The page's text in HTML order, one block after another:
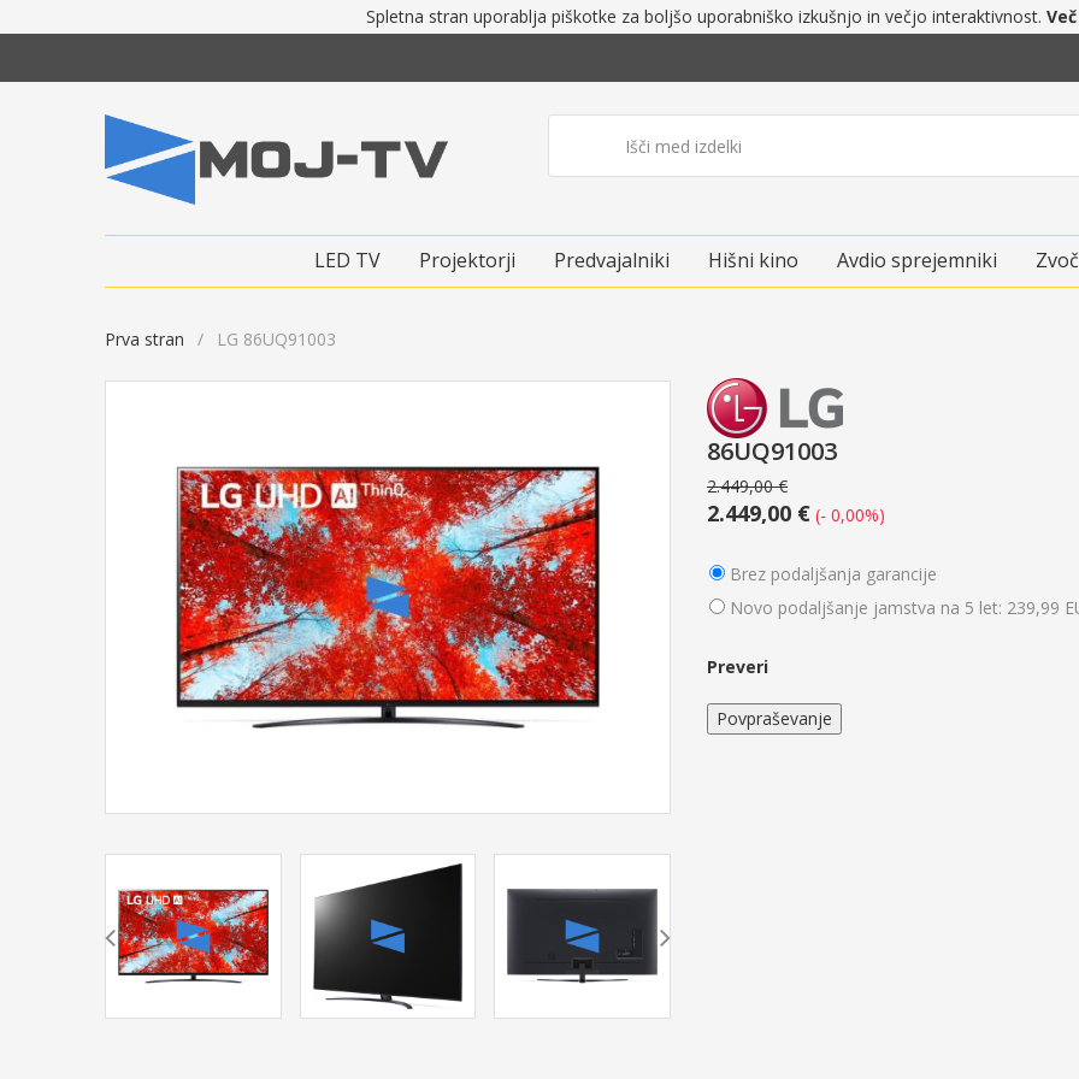
Spletna stran uporablja piškotke za boljšo uporabniško izkušnjo in večjo interaktivnost.
LED TV Projektorji Predvajalniki Hišni kino Avdio sprejemniki
Prva stran LG 86UQ91003
86UQ91003
2.449,00 €
2.449,00 € (- 0,00%)
Brez podaljšanja garancije
Novo podaljšanje jamstva na 5 let: 239,99
Preveri
Povpraševanje